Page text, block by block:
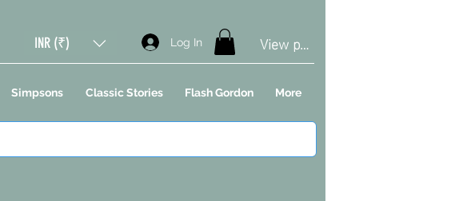
INR (₹) Log In View points
Simpsons Classic Stories Flash Gordon More